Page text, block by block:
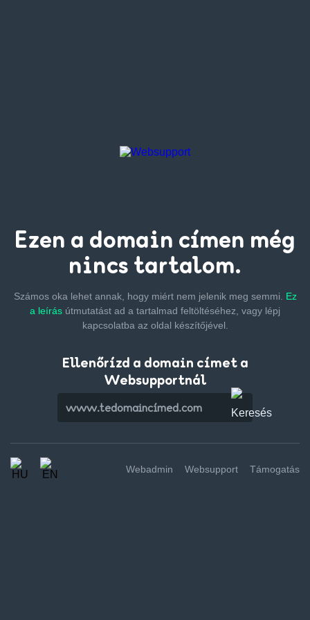
Ezen a domain címen még
nincs tartalom.
Számos oka lehet annak, hogy miért nem jelenik meg semmi. Ez
a leírás útmutatást ad a tartalmad feltöltéséhez, vagy lépj
kapcsolatba az oldal készítőjével.
Ellenőrízd a domain címet a
Websupportnál
Webadmin Websupport Támogatás